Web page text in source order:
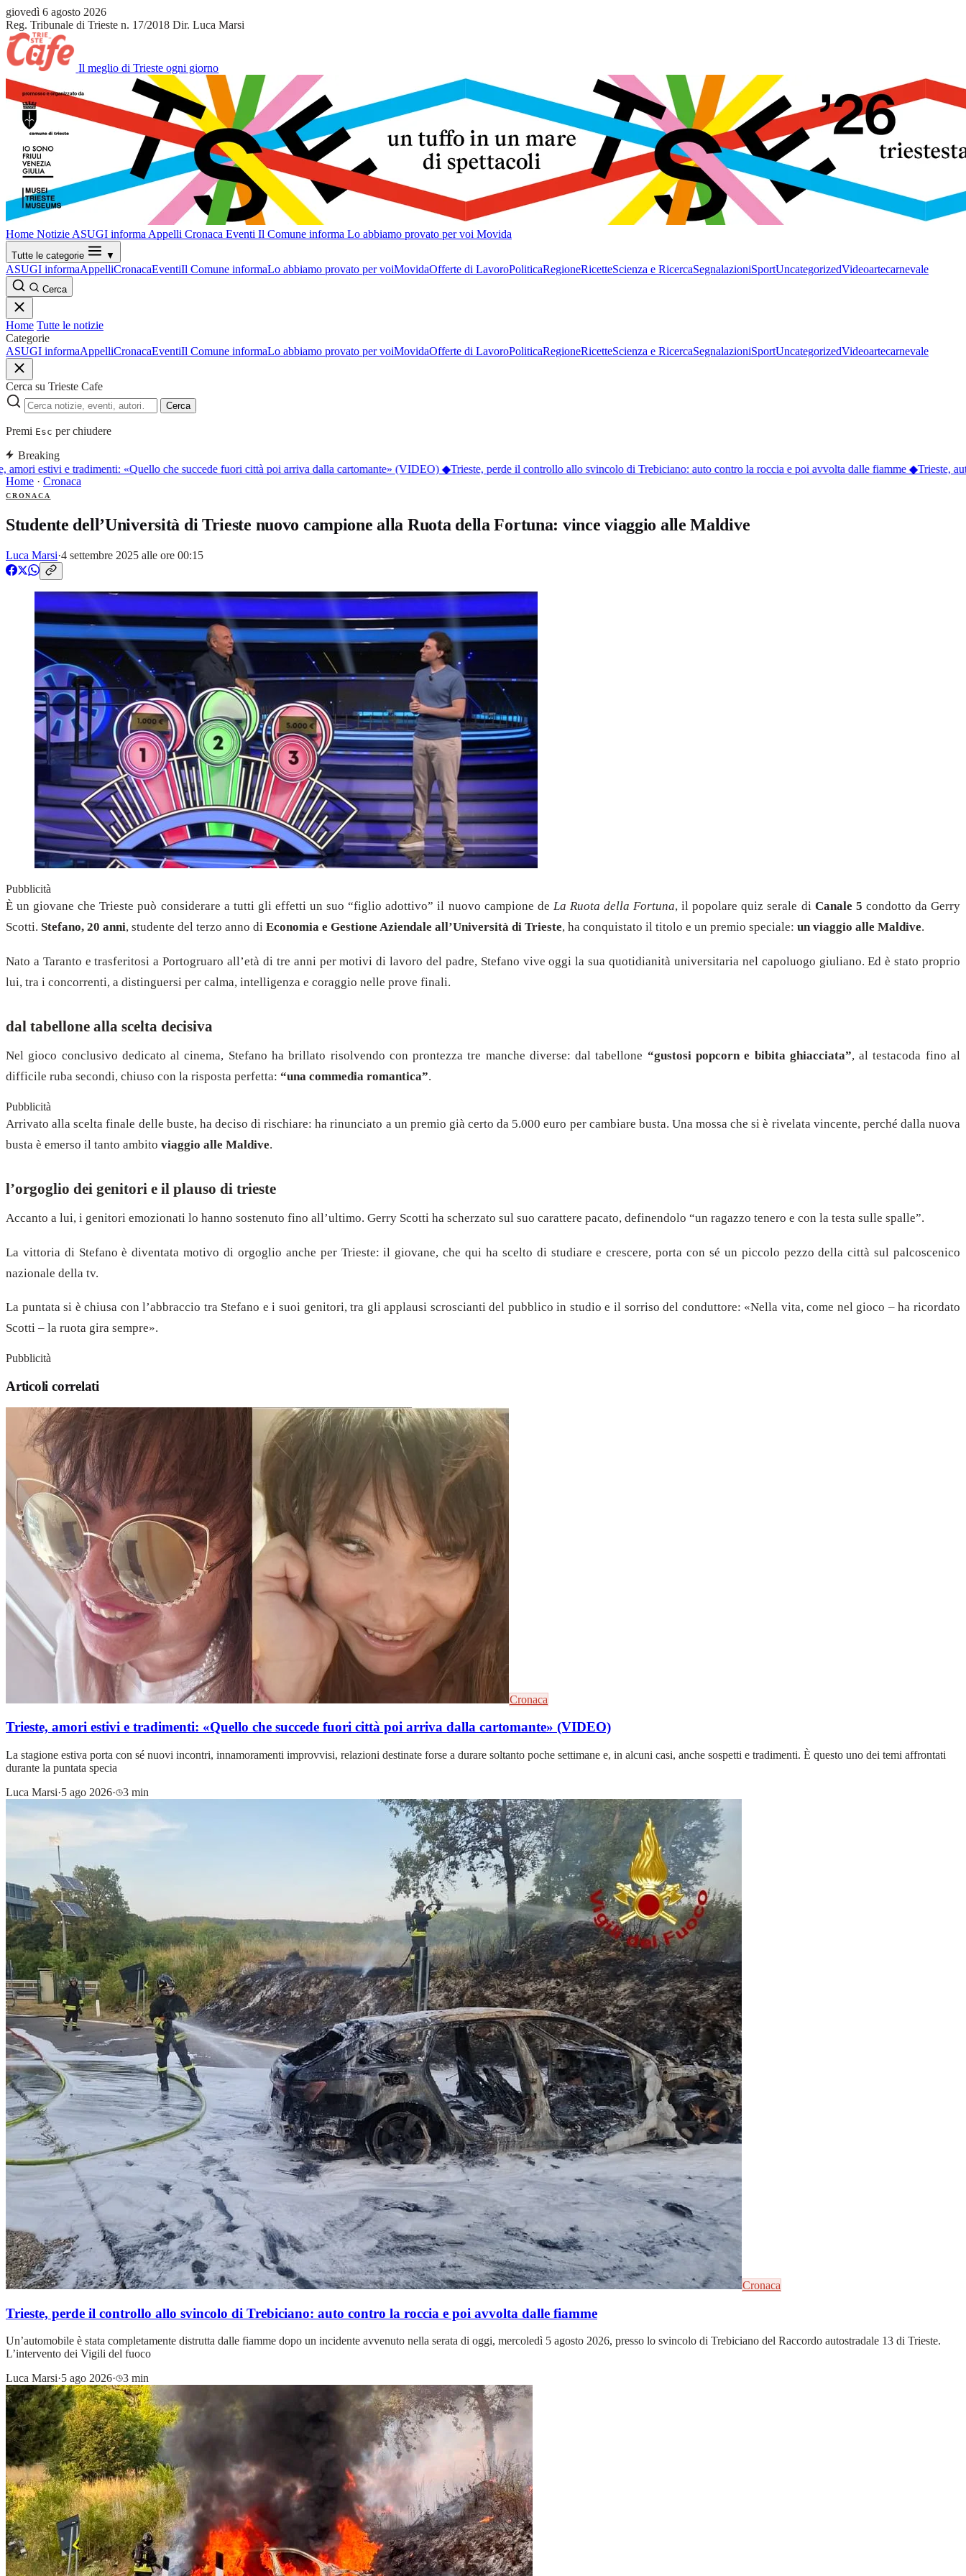
giovedì 6 agosto 2026
Reg. Tribunale di Trieste n. 17/2018 Dir. Luca Marsi
Il meglio di Trieste ogni giorno
Home Notizie ASUGI informa Appelli Cronaca Eventi Il Comune informa Lo abbiamo provato per voi Movida
Tutte le categorie ▼
ASUGI informaAppelliCronacaEventiIl Comune informaLo abbiamo provato per voiMovidaOfferte di LavoroPoliticaRegioneRicetteScienza e RicercaSegnalazioniSportUncategorizedVideoartecarnevale
Cerca
Home Tutte le notizie
Categorie
ASUGI informaAppelliCronacaEventiIl Comune informaLo abbiamo provato per voiMovidaOfferte di LavoroPoliticaRegioneRicetteScienza e RicercaSegnalazioniSportUncategorizedVideoartecarnevale
Cerca su Trieste Cafe
Cerca
Premi Esc per chiudere
Breaking
estivi e tradimenti: «Quello che succede fuori città poi arriva dalla cartomante» (VIDEO)◆Trieste, perde il controllo allo svincolo di Trebiciano: auto contro la roccia e poi avvolta dalle fiamme◆Trieste,
Home · Cronaca
CRONACA
Studente dell’Università di Trieste nuovo campione alla Ruota della Fortuna: vince viaggio alle Maldive
Luca Marsi·4 settembre 2025 alle ore 00:15
Pubblicità
È un giovane che Trieste può considerare a tutti gli effetti un suo “figlio adottivo” il nuovo campione de La Ruota della Fortuna, il popolare quiz serale di Canale 5 condotto da Gerry
Scotti. Stefano, 20 anni, studente del terzo anno di Economia e Gestione Aziendale all’Università di Trieste, ha conquistato il titolo e un premio speciale: un viaggio alle Maldive.
Nato a Taranto e trasferitosi a Portogruaro all’età di tre anni per motivi di lavoro del padre, Stefano vive oggi la sua quotidianità universitaria nel capoluogo giuliano. Ed è stato proprio
lui, tra i concorrenti, a distinguersi per calma, intelligenza e coraggio nelle prove finali.
dal tabellone alla scelta decisiva
Nel gioco conclusivo dedicato al cinema, Stefano ha brillato risolvendo con prontezza tre manche diverse: dal tabellone “gustosi popcorn e bibita ghiacciata”, al testacoda fino al
difficile ruba secondi, chiuso con la risposta perfetta: “una commedia romantica”.
Pubblicità
Arrivato alla scelta finale delle buste, ha deciso di rischiare: ha rinunciato a un premio già certo da 5.000 euro per cambiare busta. Una mossa che si è rivelata vincente, perché dalla nuova
busta è emerso il tanto ambito viaggio alle Maldive.
l’orgoglio dei genitori e il plauso di trieste
Accanto a lui, i genitori emozionati lo hanno sostenuto fino all’ultimo. Gerry Scotti ha scherzato sul suo carattere pacato, definendolo “un ragazzo tenero e con la testa sulle spalle”.
La vittoria di Stefano è diventata motivo di orgoglio anche per Trieste: il giovane, che qui ha scelto di studiare e crescere, porta con sé un piccolo pezzo della città sul palcoscenico
nazionale della tv.
La puntata si è chiusa con l’abbraccio tra Stefano e i suoi genitori, tra gli applausi scroscianti del pubblico in studio e il sorriso del conduttore: «Nella vita, come nel gioco – ha ricordato
Scotti – la ruota gira sempre».
Pubblicità
Articoli correlati
Cronaca
Trieste, amori estivi e tradimenti: «Quello che succede fuori città poi arriva dalla cartomante» (VIDEO)
La stagione estiva porta con sé nuovi incontri, innamoramenti improvvisi, relazioni destinate forse a durare soltanto poche settimane e, in alcuni casi, anche sospetti e tradimenti. È questo uno dei temi affrontati
durante la puntata specia
Luca Marsi·5 ago 2026· 3 min
Cronaca
Trieste, perde il controllo allo svincolo di Trebiciano: auto contro la roccia e poi avvolta dalle fiamme
Un’automobile è stata completamente distrutta dalle fiamme dopo un incidente avvenuto nella serata di oggi, mercoledì 5 agosto 2026, presso lo svincolo di Trebiciano del Raccordo autostradale 13 di Trieste.
L’intervento dei Vigili del fuoco
Luca Marsi·5 ago 2026· 3 min